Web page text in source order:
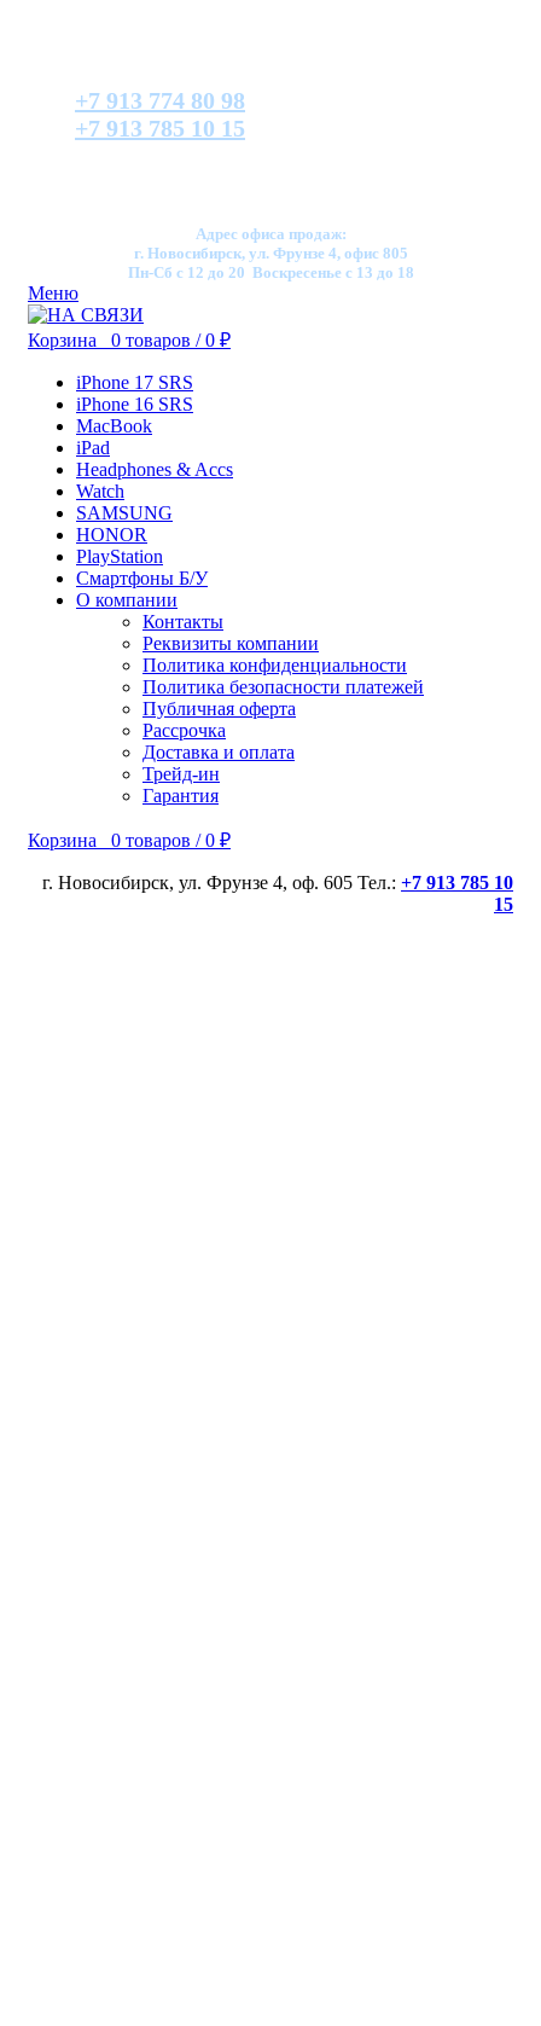
+7 913 774 80 98
+7 913 785 10 15
Адрес офиса продаж:
г. Новосибирск, ул. Фрунзе 4, офис 805
Пн-Сб с 12 до 20 Воскресенье с 13 до 18
Меню
Корзина 0 товаров / 0 ₽
iPhone 17 SRS
iPhone 16 SRS
MacBook
iPad
Headphones & Accs
Watch
SAMSUNG
HONOR
PlayStation
Смартфоны Б/У
О компании
Контакты
Реквизиты компании
Политика конфиденциальности
Политика безопасности платежей
Публичная оферта
Рассрочка
Доставка и оплата
Трейд-ин
Гарантия
Корзина 0 товаров / 0 ₽
г. Новосибирск, ул. Фрунзе 4, оф. 605 Тел.: +7 913 785 10
15